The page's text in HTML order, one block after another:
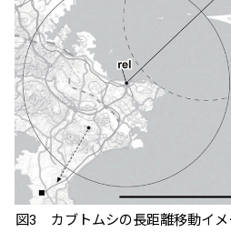
図3 カブトムシの長距離移動イメ